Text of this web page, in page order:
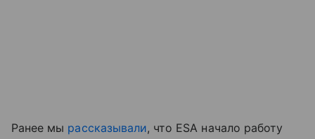
Ранее мы рассказывали, что ESA начало работу